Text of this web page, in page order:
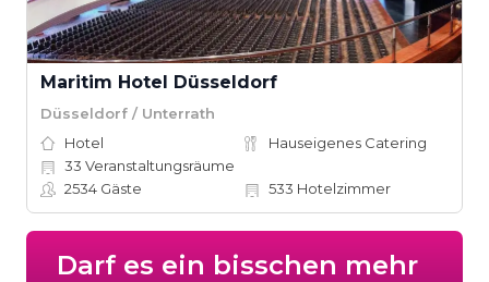
Maritim Hotel Düsseldorf
Düsseldorf / Unterrath
Hotel
Hauseigenes Catering
33 Veranstaltungsräume
2534 Gäste 533 Hotelzimmer
Darf es ein bisschen mehr